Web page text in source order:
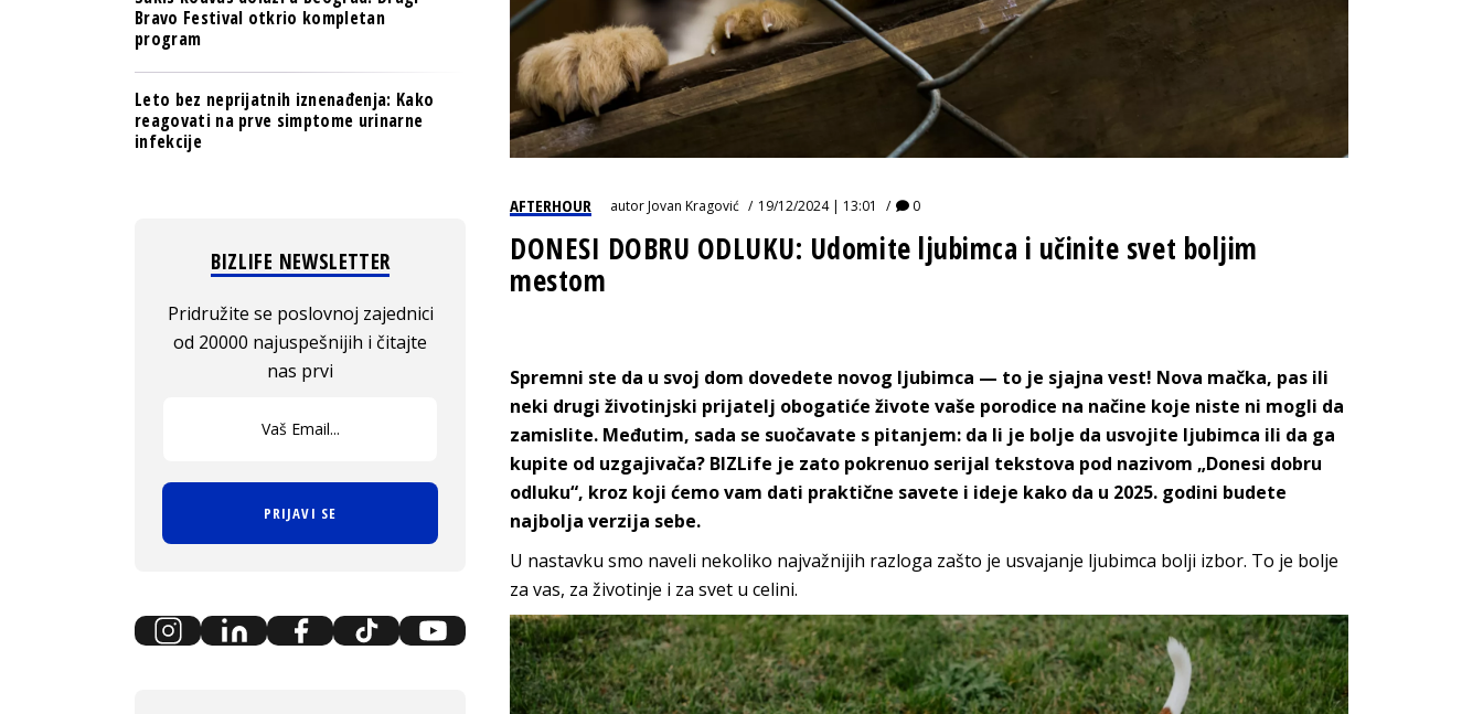
AFTERHOUR autorJovan Kragović 19/12/2024 | 13:01 0
DONESI DOBRU ODLUKU: Udomite ljubimca i učinite svet boljim
mestom
Spremni ste da u svoj dom dovedete novog ljubimca — to je sjajna vest! Nova mačka, pas ili
neki drugi životinjski prijatelj obogatiće živote vaše porodice na načine koje niste ni mogli da
zamislite. Međutim, sada se suočavate s pitanjem: da li je bolje da usvojite ljubimca ili da ga
kupite od uzgajivača? BIZLife je zato pokrenuo serijal tekstova pod nazivom „Donesi dobru
odluku“, kroz koji ćemo vam dati praktične savete i ideje kako da u 2025. godini budete
najbolja verzija sebe.
U nastavku smo naveli nekoliko najvažnijih razloga zašto je usvajanje ljubimca bolji izbor. To je bolje
za vas, za životinje i za svet u celini.
Bravo Festival otkrio kompletan
program
Leto bez neprijatnih iznenađenja: Kako
reagovati na prve simptome urinarne
infekcije
BIZLIFE NEWSLETTER
Pridružite se poslovnoj zajednici
od 20000 najuspešnijih i čitajte
nas prvi
PRIJAVI SE